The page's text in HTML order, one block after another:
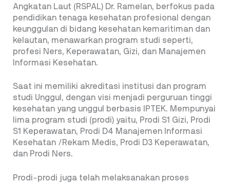
Angkatan Laut (RSPAL) Dr. Ramelan, berfokus pada
pendidikan tenaga kesehatan profesional dengan
keunggulan di bidang kesehatan kemaritiman dan
kelautan, menawarkan program studi seperti,
profesi Ners, Keperawatan, Gizi, dan Manajemen
Informasi Kesehatan.
Saat ini memiliki akreditasi institusi dan program
studi Unggul, dengan visi menjadi perguruan tinggi
kesehatan yang unggul berbasis IPTEK. Mempunyai
lima program studi (prodi) yaitu, Prodi S1 Gizi, Prodi
S1 Keperawatan, Prodi D4 Manajemen Informasi
Kesehatan /Rekam Medis, Prodi D3 Keperawatan,
dan Prodi Ners.
Prodi-prodi juga telah melaksanakan proses